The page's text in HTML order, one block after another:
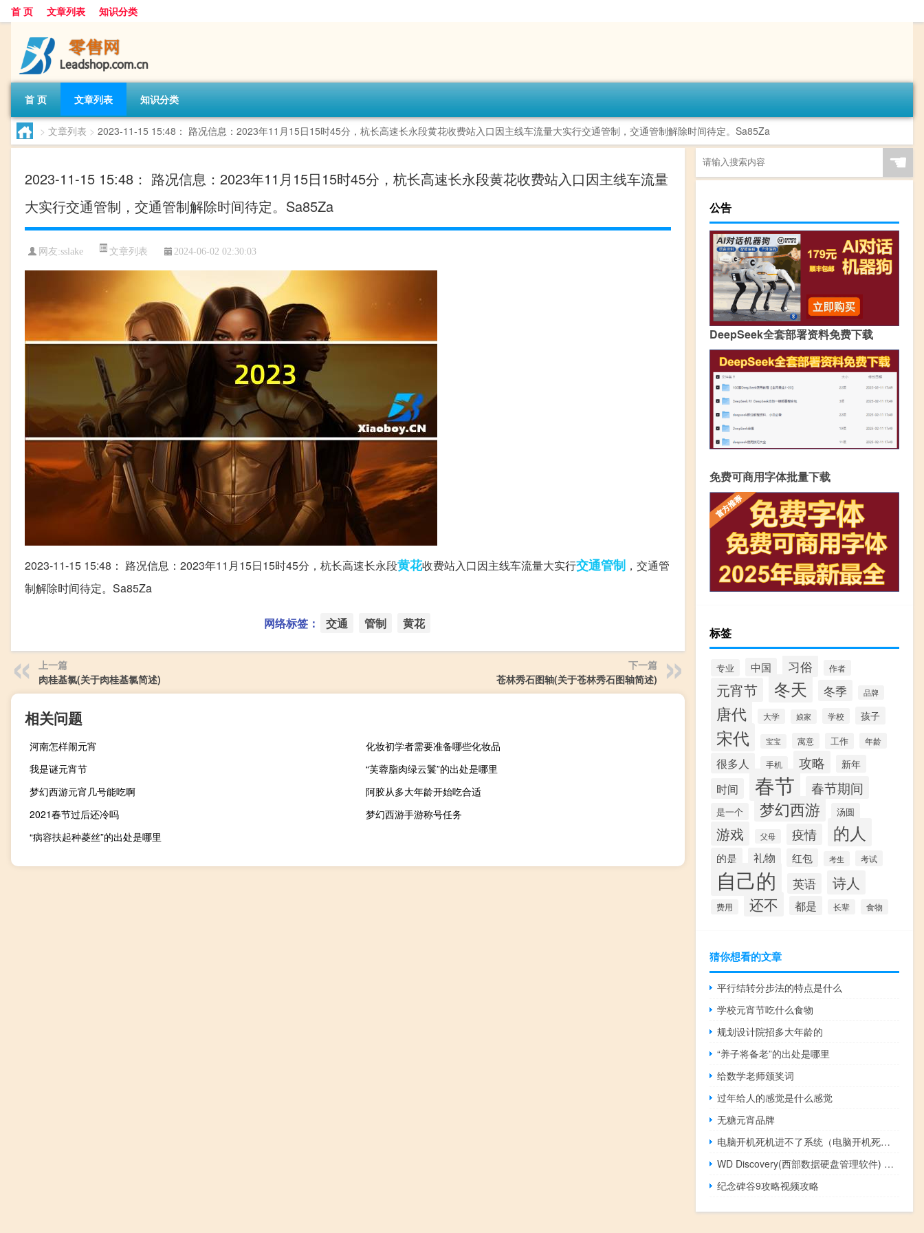
首 页 文章列表 知识分类
首 页 文章列表 知识分类
> 文章列表 > 2023-11-15 15:48： 路况信息：2023年11月15日15时45分，杭长高速长永段黄花收费站入口因主线车流量大实行交通管制，交通管制解除时间待定。Sa85Za ​​​
2023-11-15 15:48： 路况信息：2023年11月15日15时45分，杭长高速长永段黄花收费站入口因主线车流量
大实行交通管制，交通管制解除时间待定。Sa85Za ​​​
网友:sslake 文章列表 2024-06-02 02:30:03
2023-11-15 15:48： 路况信息：2023年11月15日15时45分，杭长高速长永段黄花收费站入口因主线车流量大实行交通管制 ，交通管
制解除时间待定。Sa85Za ​​​
网络标签： 交通 管制 黄花
上一篇
肉桂基氯(关于肉桂基氯简述)
下一篇
苍林秀石图轴(关于苍林秀石图轴简述)
相关问题
河南怎样闹元宵
化妆初学者需要准备哪些化妆品
我是谜元宵节
“芙蓉脂肉绿云鬟”的出处是哪里
梦幻西游元宵几号能吃啊
阿胶从多大年龄开始吃合适
2021春节过后还冷吗
梦幻西游手游称号任务
“病容扶起种菱丝”的出处是哪里
☚
公告
DeepSeek全套部署资料免费下载
免费可商用字体批量下载
标签
专业 中国 习俗 作者
元宵节 冬天 冬季 品牌
唐代 大学 娘家 学校 孩子
宋代 宝宝 寓意 工作 年龄
很多人 手机 攻略 新年
时间 春节 春节期间
是一个 梦幻西游 汤圆
游戏 父母 疫情 的人
的是 礼物 红包 考生 考试
自己的 英语 诗人
费用 还不 都是 长辈 食物
猜你想看的文章
平行结转分步法的特点是什么
学校元宵节吃什么食物
规划设计院招多大年龄的
“养子将备老”的出处是哪里
给数学老师颁奖词
过年给人的感觉是什么感觉
无糖元宵品牌
电脑开机死机进不了系统（电脑开机死机）
WD Discovery(西部数据硬盘管理软件) V3.3.34 官方最新版（WD Discovery(西部数据硬盘管理软件) V3.3.34 官方最新版功能简介）
纪念碑谷9攻略视频攻略